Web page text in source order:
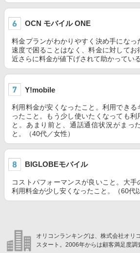
OCN モバイル ONE
料金プランがわかりやすく決め手になっ
速度で困ることはなく、料金に対してお
近さらに料金が値下げされて助かってい
Y!mobile
利用料金が安くなったこと。利用できる
ったこと。もう少し使いたくなっても利
と。あまり前と、通話通信状況がまっ
と。（40代／女性）
BIGLOBEモバイル
コストパフォーマンスが良いこと。大
利用料金が少し安くなったこと。（60代
オリコンランキングは、株式会社オリ
スタート。2006年からは顧客満足度調